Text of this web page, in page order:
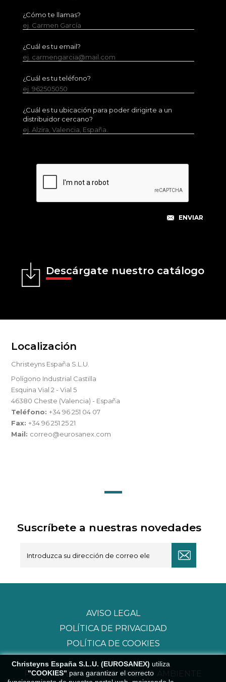
¿Cómo te llamas?
ej. Carmen García
¿Cuál es tu email?
ej. carmengarcia@mail.com
¿Cuál es tu teléfono?
ej. 962505050
¿Cuál es tu ubicación para poder dirigirte a un
distribuidor cercano?
ej. Alzira, Valencia, España.
Descárgate nuestro catálogo
Localización
Christeyns España S.L.U.
Polígono Industrial Castilla
Esquina Vial 2 - Vial 5
46380 Cheste (Valencia) - España
Teléfono:+34 96 251 04 07
Fax:+34 96 251 25 21
Mail: correo@eurosanex.com
Suscríbete a nuestras novedades
Christeyns España S.L.U. (EUROSANEX) utiliza
"COOKIES" para garantizar el correcto
AVISO LEGAL
POLÍTICA DE PRIVACIDAD
POLÍTICA DE COOKIES
POLÍTICA DE CALIDAD Y MEDIO AMBIENTE